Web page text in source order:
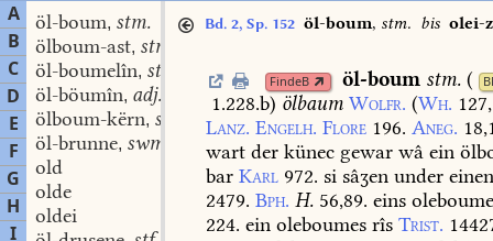
A
B
C
D
E
F
G
H
I
öl-boum, stm.
ölboum-ast, stm.
öl-boumelîn, stn.
öl-böumîn, adj.
ölboum-kërn, stm.
öl-brunne, swm.
old
olde
oldei
Bd. 2, Sp. 152 öl-boum, stm. bis olei-
FindeB öl-boum stm. (
1.228.b) ölbaum Wolfr. (Wh.
Lanz. Engelh. Flore 196. Aneg.
wart der künec gewar wâ ein
bar Karl 972. si sâʒen under
2479. Bph. H. 56,89. eins
224. ein oleboumes rîs Trist.